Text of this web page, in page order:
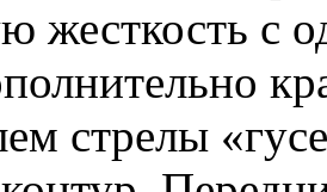
жесткость с
стрелы